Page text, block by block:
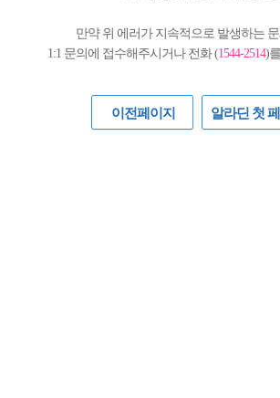
만약 위 에러가 지속적으로 발생하는
1:1 문의에 접수해주시거나 전화 (1544-2514)
이전페이지 알라딘 첫